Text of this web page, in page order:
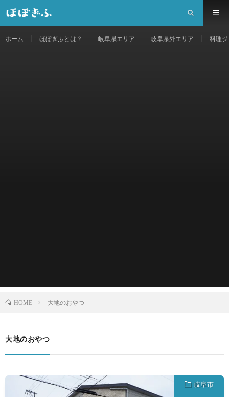
ホーム ほぼぎふとは？ 岐阜県エリア 岐阜県外エリア 料理
HOME 大地のおやつ
大地のおやつ
岐阜市